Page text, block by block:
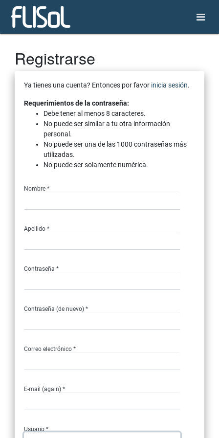
Registrarse
Ya tienes una cuenta? Entonces por favor inicia sesión.
Requerimientos de la contraseña:
Debe tener al menos 8 caracteres.
No puede ser similar a tu otra información
personal.
No puede ser una de las 1000 contraseñas más
utilizadas.
No puede ser solamente numérica.
Nombre *
Apellido *
Contraseña *
Contraseña (de nuevo) *
Correo electrónico *
E-mail (again) *
Usuario *